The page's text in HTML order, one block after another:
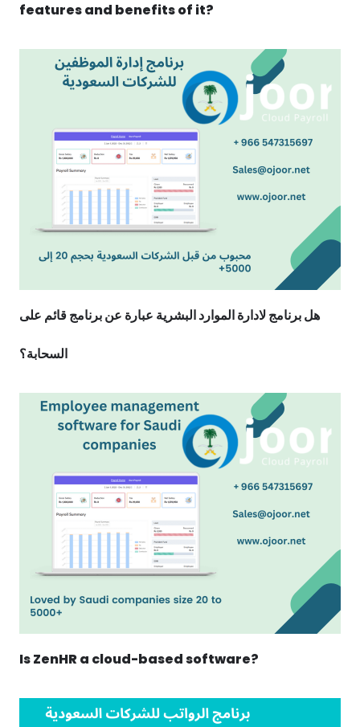
features and benefits of it?
هل برنامج لادارة الموارد البشرية عبارة عن برنامج قائم على
السحابة؟
Is ZenHR a cloud-based software?